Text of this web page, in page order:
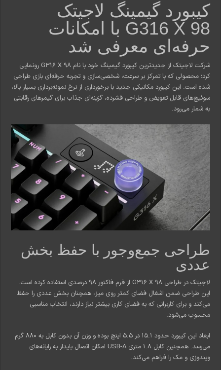
کیبورد گیمینگ لاجیتک
G316 X 98 با امکانات
حرفه‌ای معرفی شد
شرکت لاجیتک از جدیدترین کیبورد گیمینگ خود با نام G316 X 98 رونمایی
کرد؛ محصولی که با تمرکز بر سرعت، شخصی‌سازی و تجربه حرفه‌ای بازی طراحی
شده است. این کیبورد مکانیکی جدید با برخورداری از نرخ نمونه‌برداری بسیار بالا،
سوئیچ‌های قابل تعویض و طراحی فشرده، گزینه‌ای جذاب برای گیمرهای رقابتی
به شمار می‌رود.
طراحی جمع‌وجور با حفظ بخش
عددی
لاجیتک در طراحی G316 X 98 از فرم فاکتور 98 درصدی استفاده کرده است.
این طراحی ضمن اشغال فضای کمتر روی میز، همچنان بخش عددی را حفظ
می‌کند و برای کاربرانی که به فضای کاری بیشتر نیاز دارند، انتخاب مناسبی
محسوب می‌شود.
ابعاد این کیبورد حدود 15.1 در 5.5 اینچ بوده و وزن آن بدون کابل به 880 گرم
می‌رسد. همچنین کابل 1.8 متری USB-A امکان اتصال پایدار به رایانه‌های
ویندوزی و مک را فراهم می‌کند.